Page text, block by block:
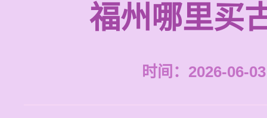
福州哪里买
时间：2026-06-